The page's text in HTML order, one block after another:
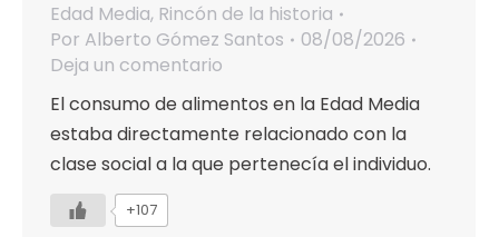
Edad Media, Rincón de la historia
Por Alberto Gómez Santos
08/08/2026
Deja un comentario
El consumo de alimentos en la Edad Media
estaba directamente relacionado con la
clase social a la que pertenecía el individuo.
+107